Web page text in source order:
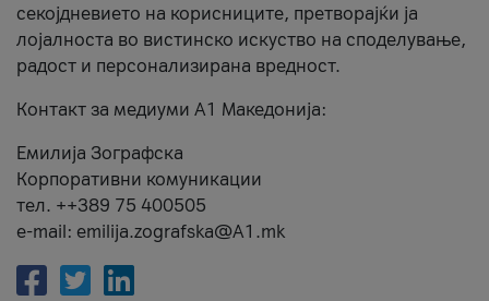
секојдневието на корисниците, претворајќи ја
лојалноста во вистинско искуство на споделување,
радост и персонализирана вредност.
Контакт за медиуми А1 Македонија:
Емилија Зографска
Корпоративни комуникации
тел. ++389 75 400505
e-mail: emilija.zografska@A1.mk